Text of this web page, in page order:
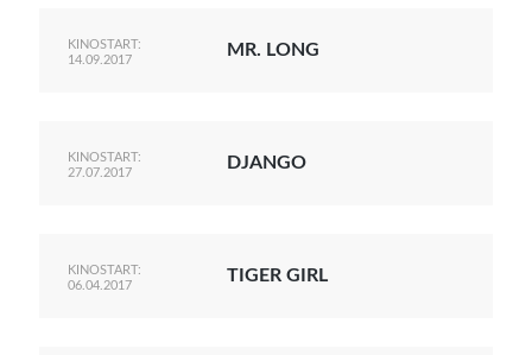
KINOSTART:
14.09.2017
MR. LONG
KINOSTART:
27.07.2017
DJANGO
KINOSTART:
06.04.2017
TIGER GIRL